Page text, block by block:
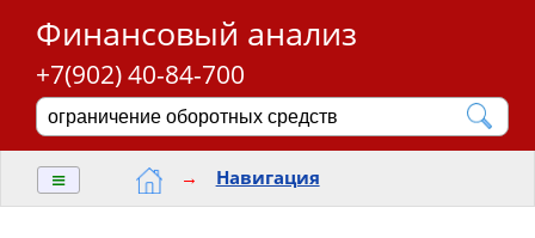
Финансовый анализ
+7(902) 40-84-700
≡ → Навигация